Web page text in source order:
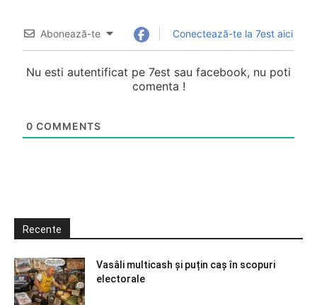
Abonează-te Conectează-te la 7est aici
Nu esti autentificat pe 7est sau facebook, nu poti
comenta !
0 COMMENTS
Recente
Vasâli multicash și puțin caș în scopuri
electorale